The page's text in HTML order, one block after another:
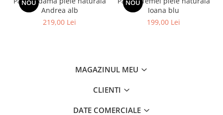
NOU
Andrea alb
219,00 Lei
NOU
Ioana blu
199,00 Lei
MAGAZINUL MEU
CLIENTI
DATE COMERCIALE